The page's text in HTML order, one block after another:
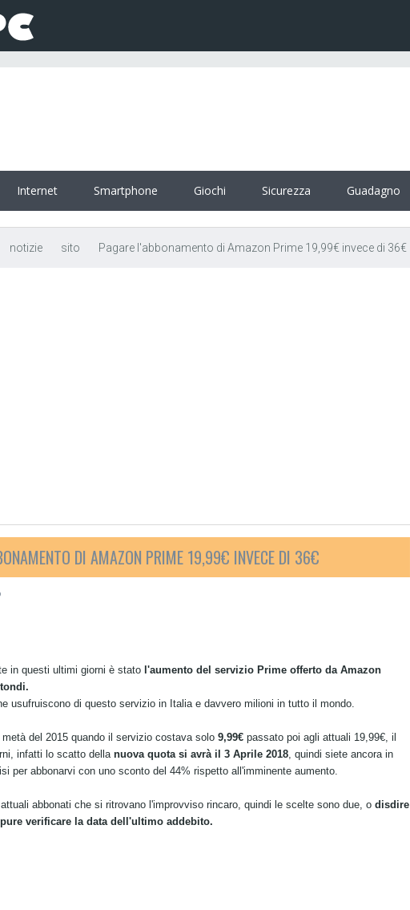
Internet Smartphone Giochi Sicurezza Guadagno
notizie sito Pagare l'abbonamento di Amazon Prime 19,99€ invece di 36€
DI AMAZON PRIME 19,99€ INVECE DI 36€
in questi ultimi giorni è stato l'aumento del servizio Prime offerto da Amazon
usufruiscono di questo servizio in Italia e davvero milioni in tutto il mondo.
metà del 2015 quando il servizio costava solo 9,99€ passato poi agli attuali 19,99€, il
infatti lo scatto della nuova quota si avrà il 3 Aprile 2018, quindi siete ancora in
per abbonarvi con uno sconto del 44% rispetto all'imminente aumento.
abbonati che si ritrovano l'improvviso rincaro, quindi le scelte sono due, o disdire
verificare la data dell'ultimo addebito.